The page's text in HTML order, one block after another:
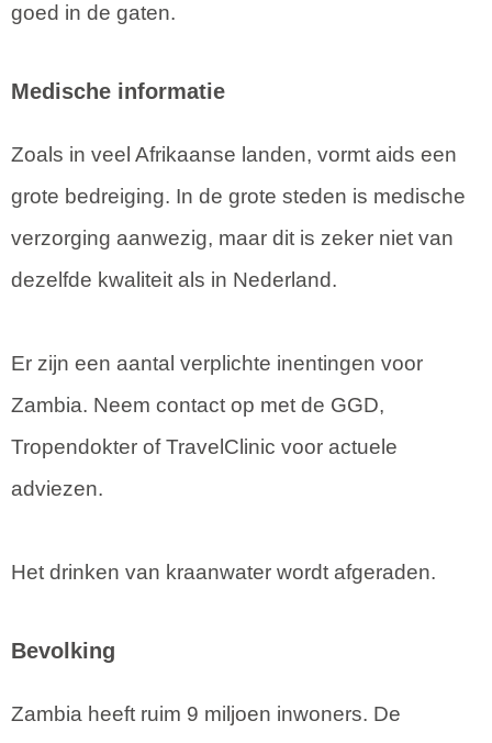
goed in de gaten.
Medische informatie
Zoals in veel Afrikaanse landen, vormt aids een
grote bedreiging. In de grote steden is medische
verzorging aanwezig, maar dit is zeker niet van
dezelfde kwaliteit als in Nederland.
Er zijn een aantal verplichte inentingen voor
Zambia. Neem contact op met de GGD,
Tropendokter of TravelClinic voor actuele
adviezen.
Het drinken van kraanwater wordt afgeraden.
Bevolking
Zambia heeft ruim 9 miljoen inwoners. De